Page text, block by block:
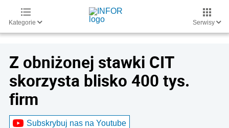
Kategorie Serwisy
Z obniżonej stawki CIT
skorzysta blisko 400 tys.
firm
Subskrybuj nas na Youtube